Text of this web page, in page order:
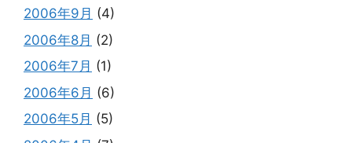
2006年9月 (4)
2006年8月 (2)
2006年7月 (1)
2006年6月 (6)
2006年5月 (5)